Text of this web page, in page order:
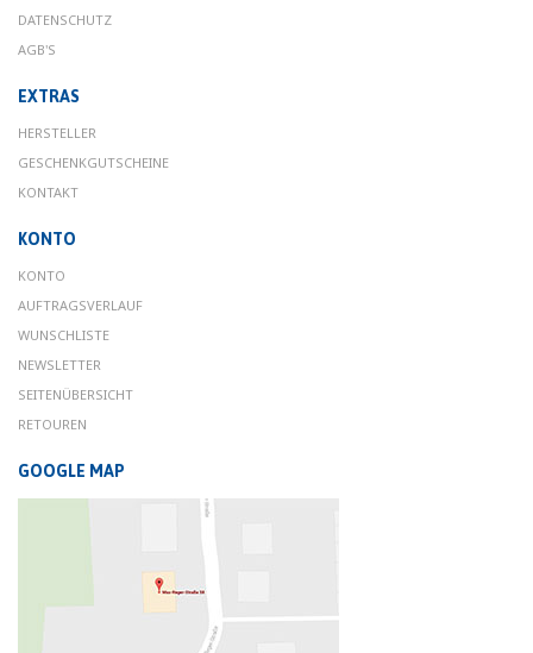
DATENSCHUTZ
AGB'S
EXTRAS
HERSTELLER
GESCHENKGUTSCHEINE
KONTAKT
KONTO
KONTO
AUFTRAGSVERLAUF
WUNSCHLISTE
NEWSLETTER
SEITENÜBERSICHT
RETOUREN
GOOGLE MAP